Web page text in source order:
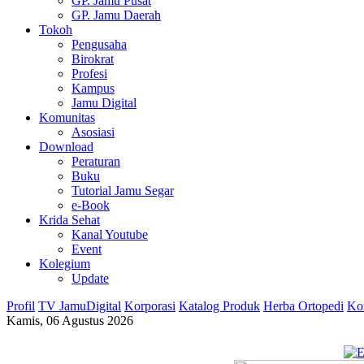
GP. Jamu Daerah
Tokoh
Pengusaha
Birokrat
Profesi
Kampus
Jamu Digital
Komunitas
Asosiasi
Download
Peraturan
Buku
Tutorial Jamu Segar
e-Book
Krida Sehat
Kanal Youtube
Event
Kolegium
Update
Profil TV JamuDigital Korporasi Katalog Produk Herba Ortopedi
Kamis, 06 Agustus 2026